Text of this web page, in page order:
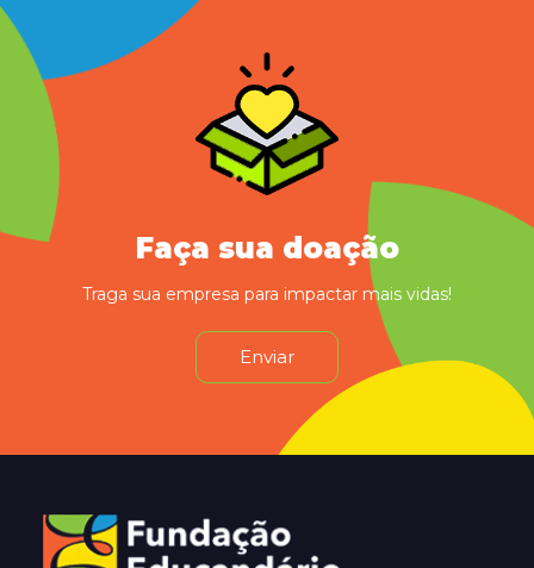
Faça sua doação
Traga sua empresa para impactar mais vidas!
Enviar